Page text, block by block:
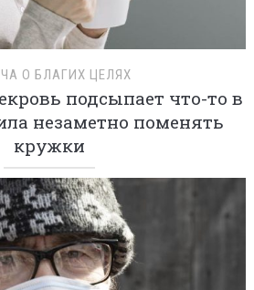
О БЛАГИХ ЦЕЛЯХ
подсыпает что-то в
незаметно поменять
кружки